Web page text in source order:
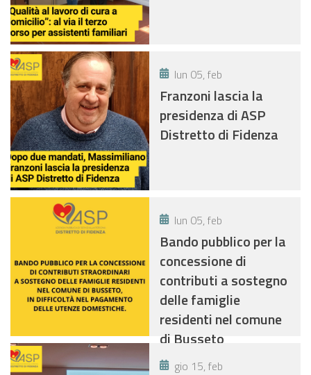
lun 05, feb
Franzoni lascia la
presidenza di ASP
Distretto di Fidenza
lun 05, feb
Bando pubblico per la
concessione di
contributi a sostegno
delle famiglie
residenti nel comune
di Busseto
gio 15, feb